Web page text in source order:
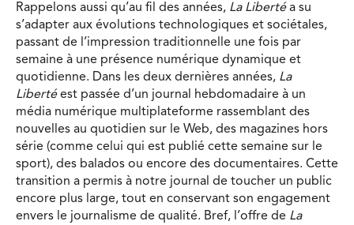
Rappelons aussi qu’au fil des années, La Libertéa su
s’adapter aux évolutions technologiques et sociétales,
passant de l’impression traditionnelle une fois par
semaine à une présence numérique dynamique et
quotidienne. Dans les deux dernières années, La
Libertéest passée d’un journal hebdomadaire à un
média numérique multiplateforme rassemblant des
nouvelles au quotidien sur le Web, des magazines hors
série (comme celui qui est publié cette semaine sur le
sport), des balados ou encore des documentaires. Cette
transition a permis à notre journal de toucher un public
encore plus large, tout en conservant son engagement
envers le journalisme de qualité. Bref, l’offre de La